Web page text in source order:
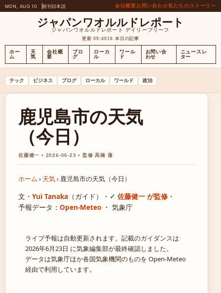
MON, AUG 10 朝刊日本語 会社概要お問い合わせ私たちのストーリー
ジャパンワオルルドレポート
ジャパンワオルルドレポート デイリーブリーフ
更新 09:4016 本日の記事
ホー
ム
天
気
会社概
要
ブロ
グ
ローカ
ル
ワール
ド
お問い合
わせ
ニュースレ
ター
テック ビジネス ブログ ローカル ワールド 政治
鹿児島市の天気
（今日）
佐藤健一 • 2026-06-23 • 監修 高橋 蓮
ホーム › 天気› 鹿児島市の天気（今日）
文・ Yui Tanaka （ガイド） ・ 佐藤健一 が監修 ・
予報データ： Open-Meteo ・ 気象庁
ライブ予報は自動更新されます。記載のガイダンスは
2026年6月23日 に気象編集部が最終確認しました。
データは気象庁ほか各国気象機関のものを Open-Meteo
経由で利用しています。